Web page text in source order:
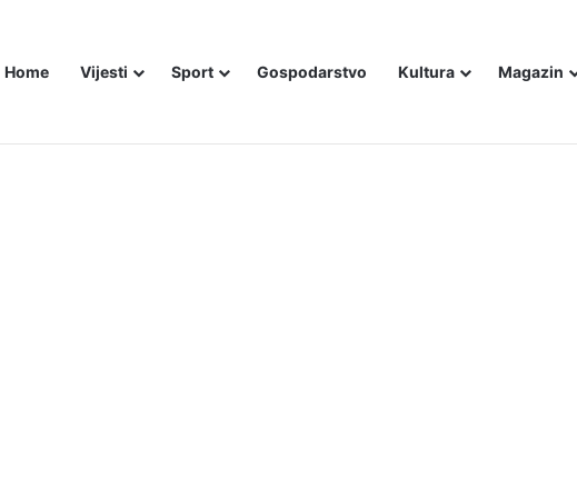
Home Vijesti Sport Gospodarstvo Kultura Magazin